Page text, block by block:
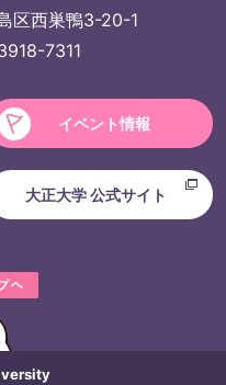
区西巣鴨3-20-1
7311
イベント情報
大正大学 公式サイト